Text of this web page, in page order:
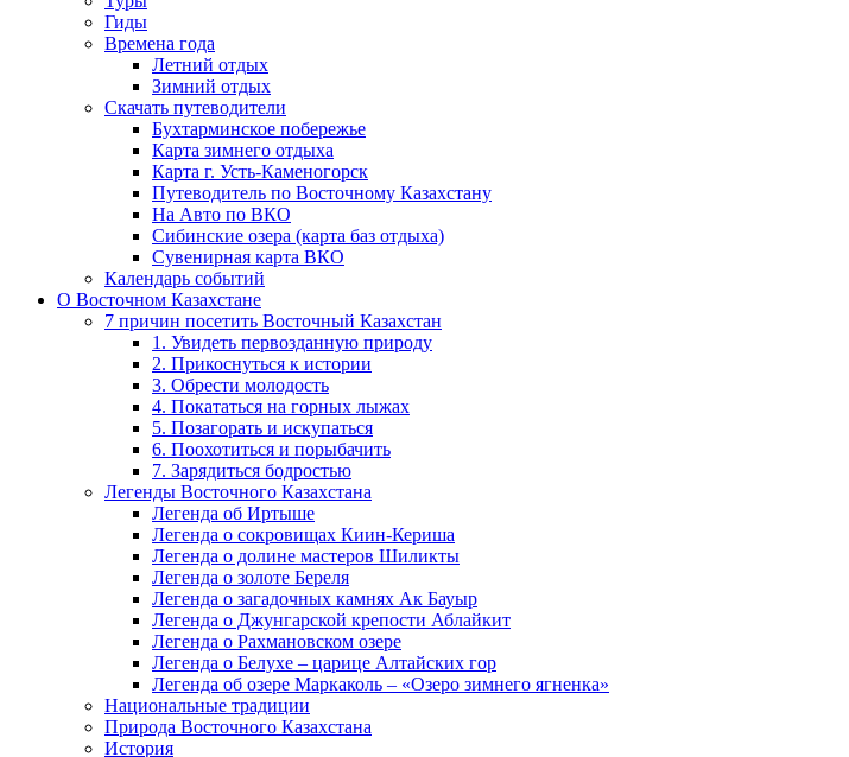
Гиды
Времена года
Летний отдых
Зимний отдых
Скачать путеводители
Бухтарминское побережье
Карта зимнего отдыха
Карта г. Усть-Каменогорск
Путеводитель по Восточному Казахстану
На Авто по ВКО
Сибинские озера (карта баз отдыха)
Сувенирная карта ВКО
Календарь событий
О Восточном Казахстане
7 причин посетить Восточный Казахстан
1. Увидеть первозданную природу
2. Прикоснуться к истории
3. Обрести молодость
4. Покататься на горных лыжах
5. Позагорать и искупаться
6. Поохотиться и порыбачить
7. Зарядиться бодростью
Легенды Восточного Казахстана
Легенда об Иртыше
Легенда о сокровищах Киин-Кериша
Легенда о долине мастеров Шиликты
Легенда о золоте Береля
Легенда о загадочных камнях Ак Бауыр
Легенда о Джунгарской крепости Аблайкит
Легенда о Рахмановском озере
Легенда о Белухе – царице Алтайских гор
Легенда об озере Маркаколь – «Озеро зимнего ягненка»
Национальные традиции
Природа Восточного Казахстана
История